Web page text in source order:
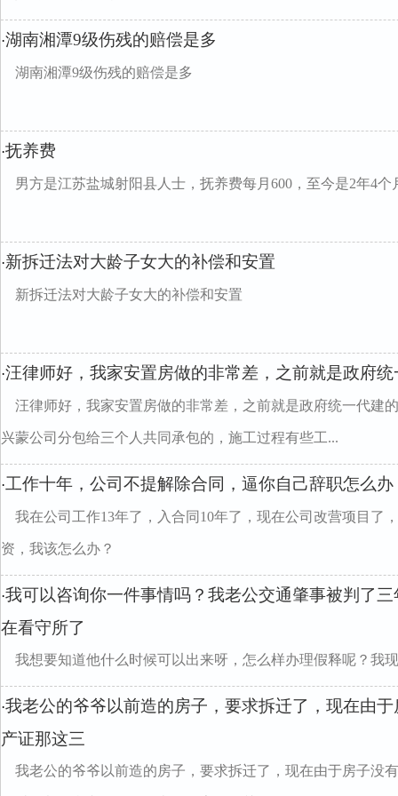
·湖南湘潭9级伤残的赔偿是多
湖南湘潭9级伤残的赔偿是多
·抚养费
男方是江苏盐城射阳县人士，抚养费每月600，至今是2年4个
·新拆迁法对大龄子女大的补偿和安置
新拆迁法对大龄子女大的补偿和安置
·汪律师好，我家安置房做的非常差，之前就是政府
汪律师好，我家安置房做的非常差，之前就是政府统一代建
兴蒙公司分包给三个人共同承包的，施工过程有些工...
·工作十年，公司不提解除合同，逼你自己辞职怎么办
我在公司工作13年了，入合同10年了，现在公司改营项目了
资，我该怎么办？
·我可以咨询你一件事情吗？我老公交通肇事被判了
在看守所了
我想要知道他什么时候可以出来呀，怎么样办理假释呢？我
·我老公的爷爷以前造的房子，要求拆迁了，现在由
产证那这三
我老公的爷爷以前造的房子，要求拆迁了，现在由于房子没